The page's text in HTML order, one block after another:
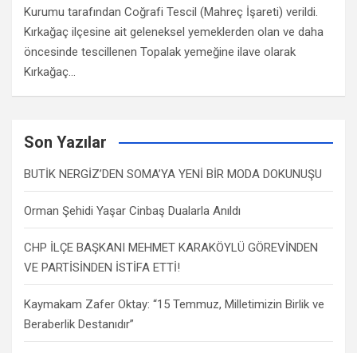
Kurumu tarafından Coğrafi Tescil (Mahreç İşareti) verildi.
Kırkağaç ilçesine ait geleneksel yemeklerden olan ve daha
öncesinde tescillenen Topalak yemeğine ilave olarak
Kırkağaç…
Son Yazılar
BUTİK NERGİZ’DEN SOMA’YA YENİ BİR MODA DOKUNUŞU
Orman Şehidi Yaşar Cinbaş Dualarla Anıldı
CHP İLÇE BAŞKANI MEHMET KARAKÖYLÜ GÖREVİNDEN
VE PARTİSİNDEN İSTİFA ETTİ!
Kaymakam Zafer Oktay: “15 Temmuz, Milletimizin Birlik ve
Beraberlik Destanıdır”